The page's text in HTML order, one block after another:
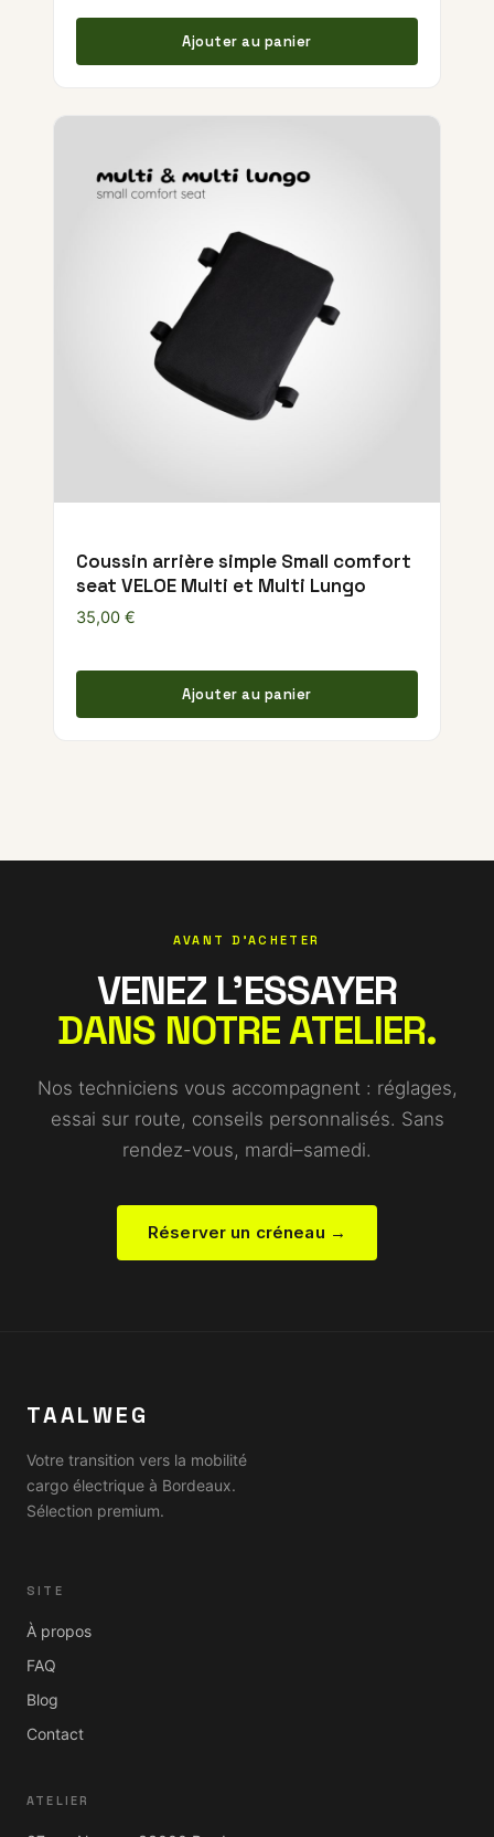
Ajouter au panier
Coussin arrière simple Small comfort
seat VELOE Multi et Multi Lungo
35,00 €
Ajouter au panier
AVANT D'ACHETER
VENEZ L'ESSAYER
DANS NOTRE ATELIER.
Nos techniciens vous accompagnent : réglages,
essai sur route, conseils personnalisés. Sans
rendez-vous, mardi–samedi.
Réserver un créneau →
TAALWEG
Votre transition vers la mobilité
cargo électrique à Bordeaux.
Sélection premium.
SITE
À propos
FAQ
Blog
Contact
ATELIER